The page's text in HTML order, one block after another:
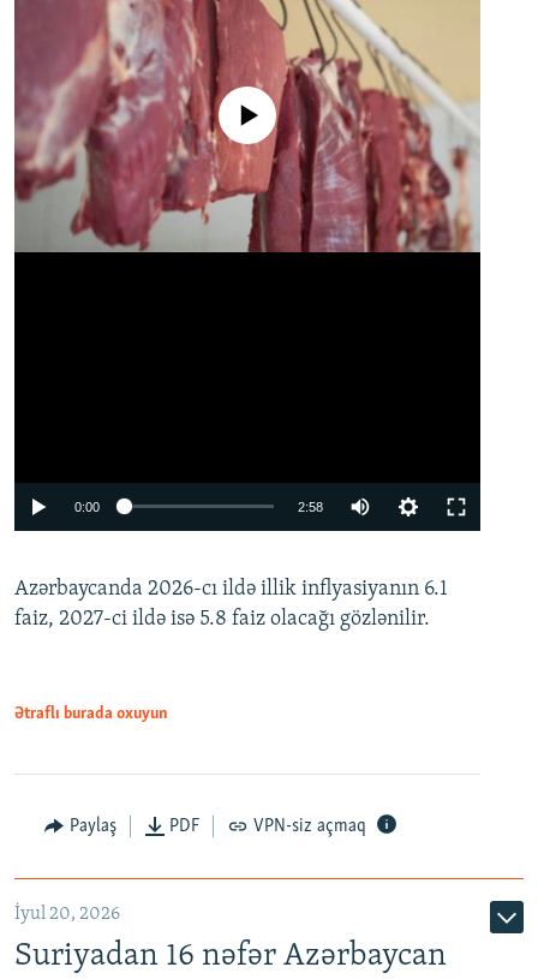
Auto
No media source currently available
0:00 2:58
360p
480p
Azərbaycanda 2026-cı ildə illik inflyasiyanın 6.1
faiz, 2027-ci ildə isə 5.8 faiz olacağı gözlənilir.
Ətraflı burada oxuyun
Paylaş PDF VPN-siz açmaq
İyul 20, 2026
Suriyadan 16 nəfər Azərbaycan